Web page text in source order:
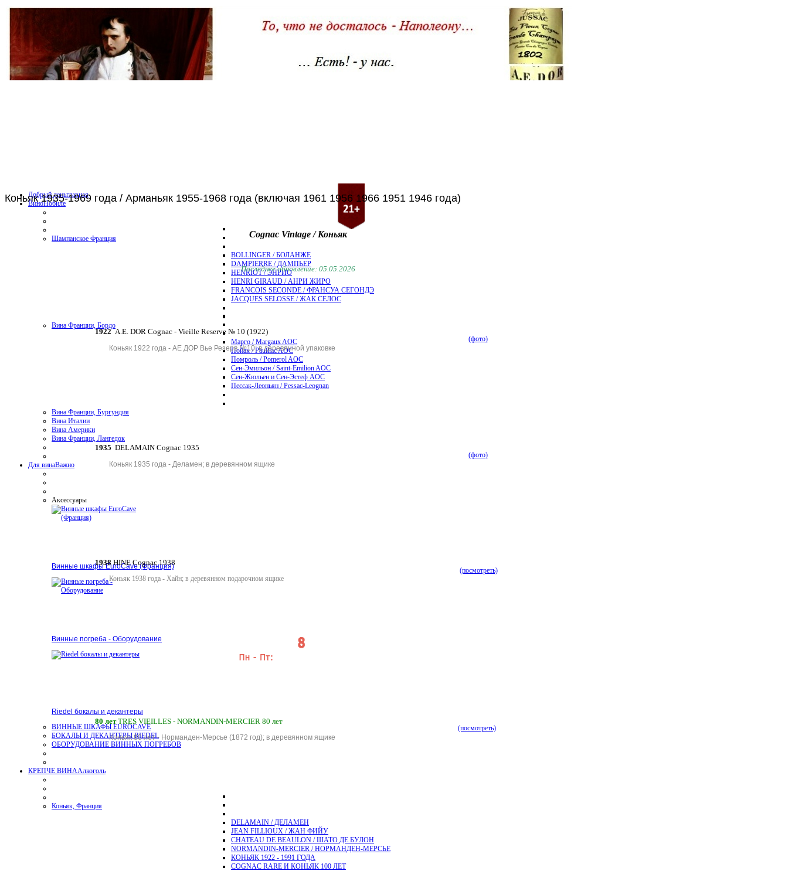
Добрый деньглавная
ВиноНобиле
Шампанское Франция
BOLLINGER / БОЛАНЖЕ
DAMPIERRE / ДАМПЬЕР
HENRIOT / ЭНРИО
HENRI GIRAUD / АНРИ ЖИРО
FRANCOIS SECONDE / ФРАНСУА СЕГОНДЭ
JACQUES SELOSSE / ЖАК СЕЛОС
Вина Франции, Бордо
Марго / Margaux AOC
Пойак / Pauillac AOC
Помроль / Pomerol AOC
Сен-Эмильон / Saint-Emilion AOC
Сен-Жюльен и Сен-Эстеф AOC
Пессак-Леоньян / Pessac-Leognan
Вина Франции, Бургундия
Вина Италии
Вина Америки
Вина Франции, Лангедок
Для винаВажно
Аксессуары
Винные шкафы EuroCave (Франция)
Винные погреба - Оборудование
Riedel бокалы и декантеры
ВИННЫЕ ШКАФЫ EUROCAVE
БОКАЛЫ И ДЕКАНТЕРЫ RIEDEL
ОБОРУДОВАНИЕ ВИННЫХ ПОГРЕБОВ
КРЕПЧЕ ВИНААлкоголь
Коньяк, Франция
DELAMAIN / ДЕЛАМЕН
JEAN FILLIOUX / ЖАН ФИЙУ
CHATEAU DE BEAULON / ШАТО ДЕ БУЛОН
NORMANDIN-MERCIER / НОРМАНДЕН-МЕРСЬЕ
КОНЬЯК 1922 - 1991 ГОДА
COGNAC RARE И КОНЬЯК 100 ЛЕТ
Коньяк 1935-1969 года / Арманьяк 1955-1968 года (включая 1961 1956 1966 1951 1946 года)
Cognac Vintage / Коньяк
Последнее обновление: 05.05.2026
1922 A.E. DOR Cognac - Vieille Reserve № 10 (1922)
Коньяк 1922 года - АЕ ДОР Вье Резерв №10; в деревянной упаковке
(фото)
1935 DELAMAIN Cognac 1935
Коньяк 1935 года - Деламен; в деревянном ящике
(фото)
1938 HINE Cognac 1938
Коньяк 1938 года - Хайн; в деревянном подарочном ящике
(посмотреть)
80 летTRES VIEILLES - NORMANDIN-MERCIER 80 лет
Коньяк 80 лет - Норманден-Мерсье (1872 год); в деревянном ящике
(посмотреть)